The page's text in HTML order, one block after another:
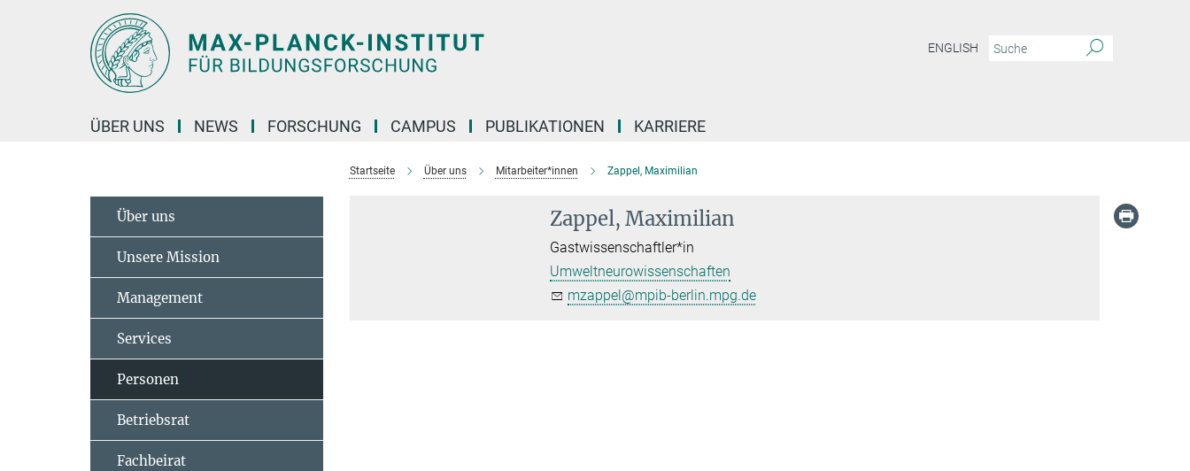
ENGLISH
ÜBER UNS NEWS FORSCHUNG CAMPUS PUBLIKATIONEN KARRIERE
Startseite Über uns Mitarbeiter*innen Zappel, Maximilian
Zappel, Maximilian
Gastwissenschaftler*in
Umweltneurowissenschaften
mzappel@mpib-berlin.mpg.de
Über uns
Unsere Mission
Management
Services
Personen
Betriebsrat
Fachbeirat